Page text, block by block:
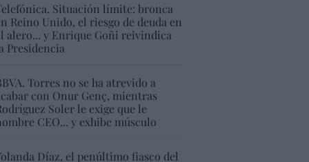
Situación límite: bronca
Reino Unido, el riesgo de deuda en
alero... y Enrique Goñi reivindica
Presidencia
Torres no se ha atrevido a
con Onur Genç, mientras
Soler le exige que le
CEO... y exhibe músculo
Díaz, el penúltimo fiasco del